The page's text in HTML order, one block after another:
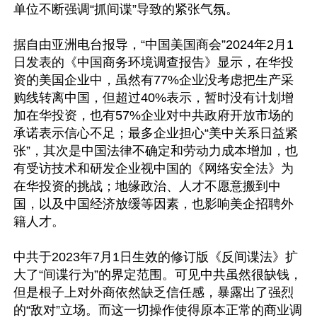
单位不断强调“抓间谍”导致的紧张气氛。
据自由亚洲电台报导，“中国美国商会”2024年2月1
日发表的《中国商务环境调查报告》显示，在华投
资的美国企业中，虽然有77%企业没考虑把生产采
购线转离中国，但超过40%表示，暂时没有计划增
加在华投资，也有57%企业对中共政府开放市场的
承诺表示信心不足；最多企业担心“美中关系日益紧
张”，其次是中国法律不确定和劳动力成本增加，也
有受访技术和研发企业视中国的《网络安全法》为
在华投资的挑战；地缘政治、人才不愿意搬到中
国，以及中国经济放缓等因素，也影响美企招聘外
籍人才。
中共于2023年7月1日生效的修订版《反间谍法》扩
大了“间谍行为”的界定范围。可见中共虽然很缺钱，
但是根子上对外商依然缺乏信任感，暴露出了强烈
的“敌对”立场。而这一切操作使得原本正常的商业调